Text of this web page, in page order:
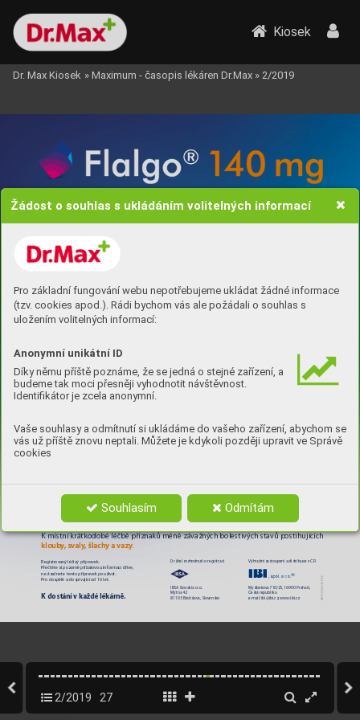
Žádost o souhlas s ukládáním volitelných informací
Pro základní fungování webu nepotřebujeme ukládat žádné informace
(tzv. cookies apod.). Rádi bychom vás ale požádali o souhlas s
uložením volitelných informací:
Anonymní unikátní ID
Díky němu příště poznáme, že se jedná o stejné zařízení, a
budeme tak moci přesněji vyhodnotit návštěvnost.
Identifikátor je zcela anonymní.
Vaše souhlasy a odmítnutí si ukládáme do vašeho zařízení, abychom se
vás už příště znovu neptali. Můžete je kdykoli později upravit ve Správě
cookies
Souhlasím Odmítám
ivá nápla st p ro k ožní podání
Diclofenacum epolaminum
PLUS
PL US praktický
PLUS
PLUS heparin um
Proti modřinám a otokům
Stačí jen nalepit …
Stačí jen nalepit …
7
7
Registrovaný léčivý přípravek.
Přečtěte si pozorně příbalovou informaci dříve,
než začnete tento přípravek používat.
Pro dospělé a dospívající od 16 let.
Kdostání vkaždé lékárně.
Držitel rozhodnutí o registraci
IBSA Slovakia s.r.o.
Mýtna 42
811 05 Bratislava, Slovensko
Výhradní zastoupení a distribuce v ČR
Myslbekova 710/25, 169 00 Praha 6,
Česká republika
e-mail: ibi@ibi.cz, www.ibi.cz
K místní krátkodobé léčbě příznaků méně závažných bolestivých stavů postihujících
klouby, svaly, šlachy a vazy
klouby, svaly, šlachy a vazy
IBI-FLA-004-2018/9
Kiosek
Dr. Max Kiosek » Maximum - časopis lékáren Dr.Max » 2/2019
2/2019 27